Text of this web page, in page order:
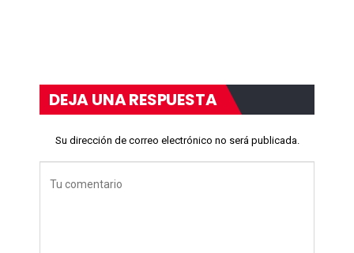
DEJA UNA RESPUESTA
Su dirección de correo electrónico no será publicada.